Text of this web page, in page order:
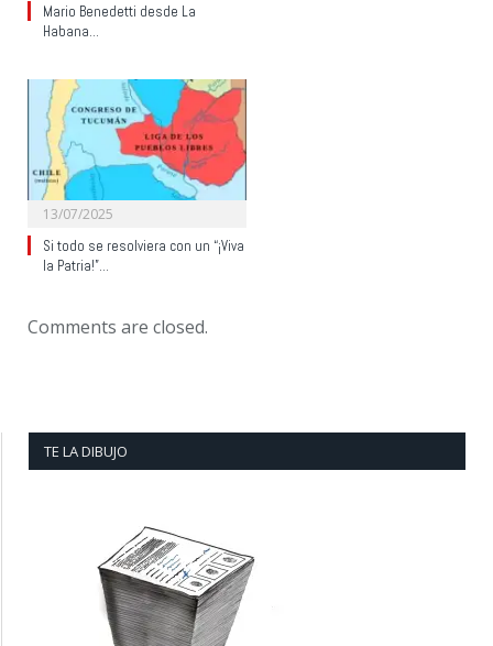
Mario Benedetti desde La
Habana…
13/07/2025
Si todo se resolviera con un “¡Viva
la Patria!”…
Comments are closed.
TE LA DIBUJO